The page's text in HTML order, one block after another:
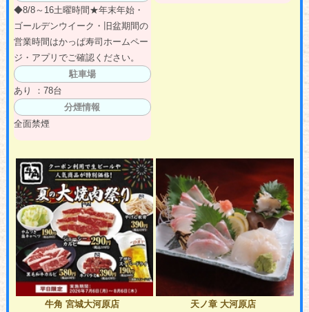
◆8/8～16土曜時間★年末年始・
ゴールデンウイーク・旧盆期間の
営業時間はかっぱ寿司ホームペー
ジ・アプリでご確認ください。
駐車場
あり ：78台
分煙情報
全面禁煙
牛角 宮城大河原店
天ノ章 大河原店